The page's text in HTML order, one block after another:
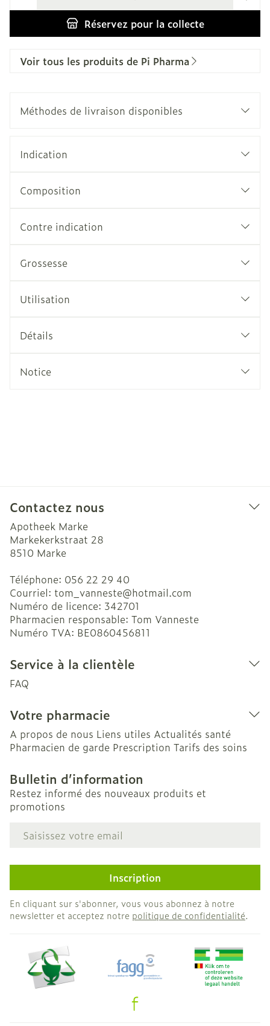
Réservezpour la collecte
Voir tous les produits de Pi Pharma
Méthodes de livraison disponibles
Indication
Composition
Contre indication
Grossesse
Utilisation
Détails
Notice
Contactez nous
Apotheek Marke
Markekerkstraat 28
8510 Marke
Téléphone: 056 22 29 40
Courriel: tom_vanneste@hotmail.com
Numéro de licence: 342701
Pharmacien responsable: Tom Vanneste
Numéro TVA: BE0860456811
Service à la clientèle
FAQ
Votre pharmacie
A propos de nous Liens utiles Actualités santé
Pharmacien de garde Prescription Tarifs des soins
Bulletin d’information
Restez informé des nouveaux produits et
promotions
Adresse mail
Inscription
En cliquant sur s'abonner, vous vous abonnez à notre
newsletter et acceptez notre politique de confidentialité.